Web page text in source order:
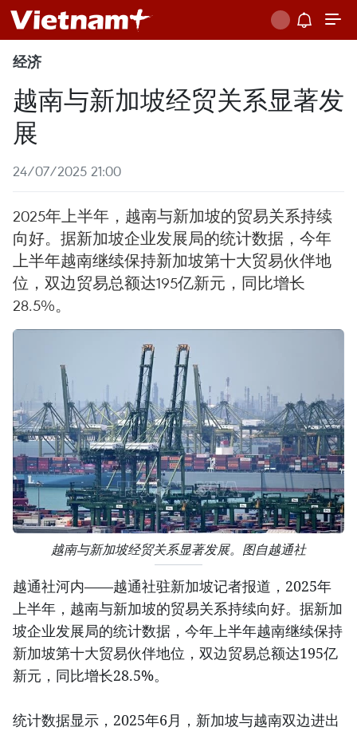
经济
越南与新加坡经贸关系显著发
展
24/07/2025 21:00
2025年上半年，越南与新加坡的贸易关系持续
向好。据新加坡企业发展局的统计数据，今年
上半年越南继续保持新加坡第十大贸易伙伴地
位，双边贸易总额达195亿新元，同比增长
28.5%。
越南与新加坡经贸关系显著发展。图自越通社
越通社河内——越通社驻新加坡记者报道，2025年
上半年，越南与新加坡的贸易关系持续向好。据新加
坡企业发展局的统计数据，今年上半年越南继续保持
新加坡第十大贸易伙伴地位，双边贸易总额达195亿
新元，同比增长28.5%。
统计数据显示，2025年6月，新加坡与越南双边进出